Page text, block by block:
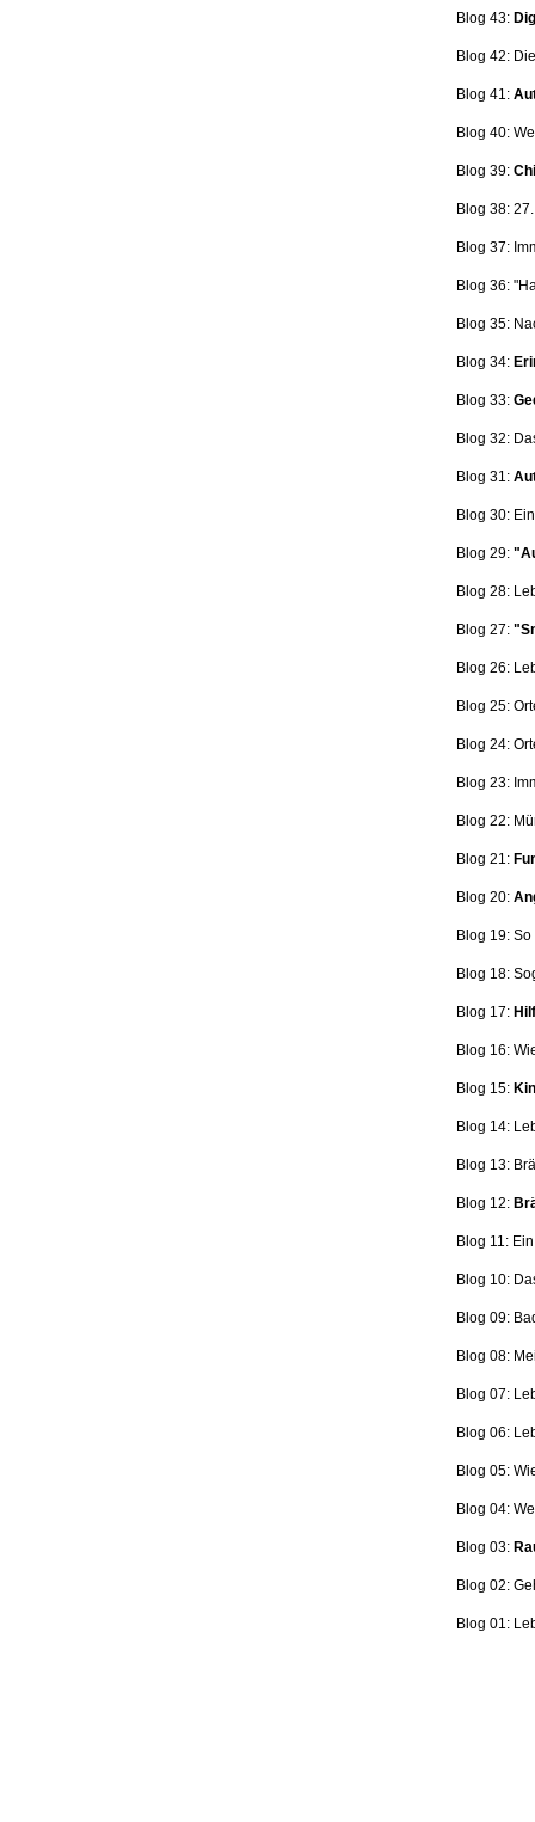
Blog 43:
Blog 42:
Blog 41:
Blog 40:
Blog 39:
Blog 38:
Blog 37:
Blog 36:
Blog 35:
Blog 34:
Blog 33:
Blog 32:
Blog 31:
Blog 30: Ein
Blog 29:
Blog 28:
Blog 27:
Blog 26:
Blog 25:
Blog 24:
Blog 23:
Blog 22:
Blog 21:
Blog 20:
Blog 19:
Blog 18:
Blog 17:
Blog 16:
Blog 15:
Blog 14:
Blog 13:
Blog 12:
Blog 11:
Blog 10:
Blog 09:
Blog 08:
Blog 07:
Blog 06:
Blog 05:
Blog 04:
Blog 03:
Blog 02:
Blog 01: